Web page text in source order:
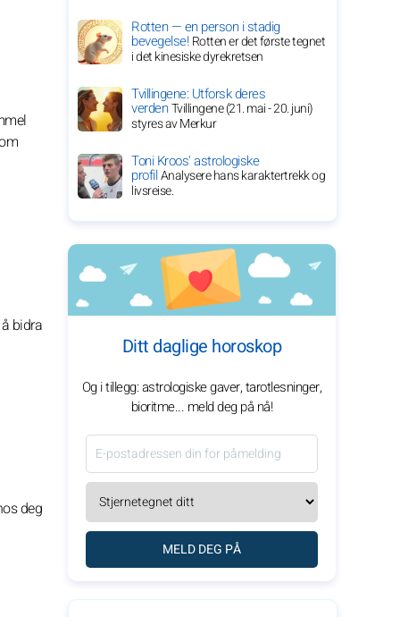
bidra
deg
Rotten — en person i stadig
bevegelse!Rotten er det første tegnet
i det kinesiske dyrekretsen
Tvillingene: Utforsk deres
verdenTvillingene (21. mai - 20. juni)
styres av Merkur
Toni Kroos' astrologiske
profilAnalysere hans karaktertrekk og
livsreise.
Ditt daglige horoskop
Og i tillegg: astrologiske gaver, tarotlesninger,
bioritme... meld deg på nå!
MELD DEG PÅ